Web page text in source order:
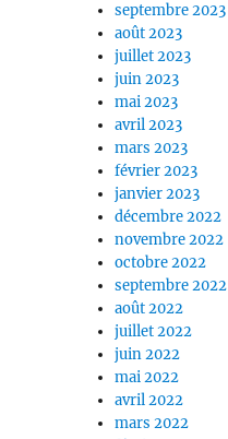
septembre 2023
août 2023
juillet 2023
juin 2023
mai 2023
avril 2023
mars 2023
février 2023
janvier 2023
décembre 2022
novembre 2022
octobre 2022
septembre 2022
août 2022
juillet 2022
juin 2022
mai 2022
avril 2022
mars 2022